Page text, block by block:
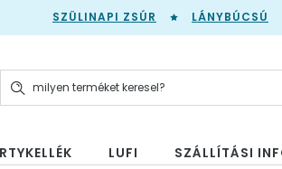
SZÜLINAPI ZSÚR LÁNYBÚCSÚ
LUFI SZÁLLÍTÁSI